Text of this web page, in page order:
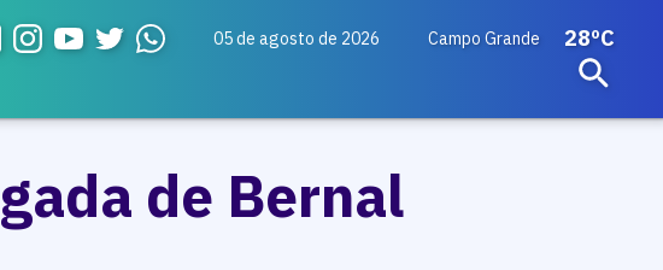
05 de agosto de 2026 Campo Grande 28ºC
de Bernal